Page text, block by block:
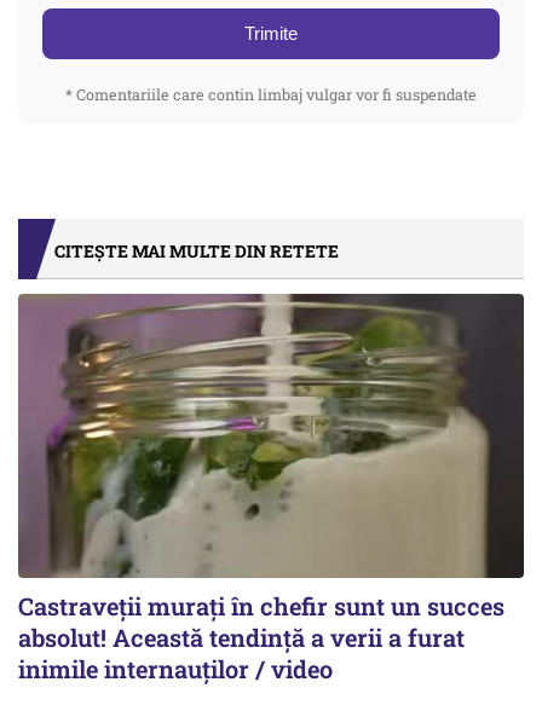
Trimite
* Comentariile care contin limbaj vulgar vor fi suspendate
CITEȘTE MAI MULTE DIN RETETE
Castraveții murați în chefir sunt un succes
absolut! Această tendință a verii a furat
inimile internauților / video